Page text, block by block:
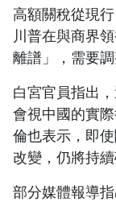
高額關稅從現
川普在與商界
離譜」，需要
白宮官員指出
會視中國的實
倫也表示，即
改變，仍將持續
部分媒體報導